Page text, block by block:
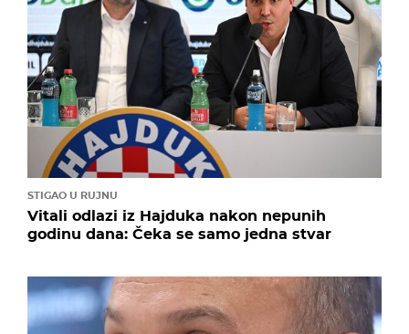
STIGAO U RUJNU
Vitali odlazi iz Hajduka nakon nepunih
godinu dana: Čeka se samo jedna stvar